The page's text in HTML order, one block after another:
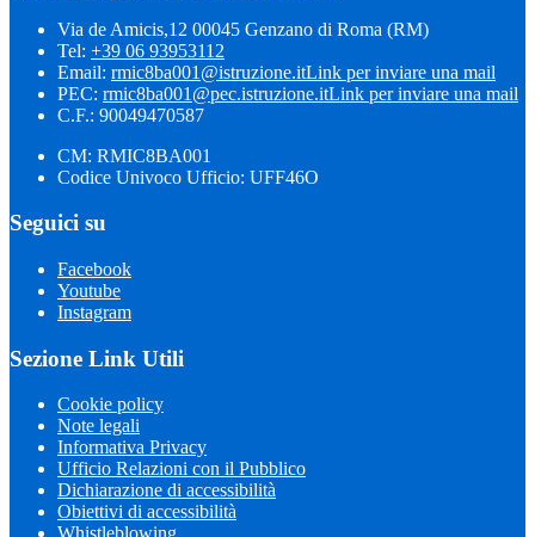
Via de Amicis,12 00045 Genzano di Roma (RM)
Tel: +39 06 93953112
Email: rmic8ba001@istruzione.itLink per inviare una mail
PEC: rmic8ba001@pec.istruzione.itLink per inviare una mail
C.F.: 90049470587
CM: RMIC8BA001
Codice Univoco Ufficio: UFF46O
Seguici su
Facebook
Youtube
Instagram
Sezione Link Utili
Cookie policy
Note legali
Informativa Privacy
Ufficio Relazioni con il Pubblico
Dichiarazione di accessibilità
Obiettivi di accessibilità